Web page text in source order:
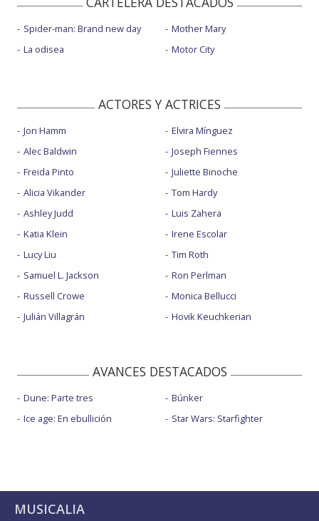
Spider-man: Brand new day
La odisea
Mother Mary
Motor City
ACTORES Y ACTRICES
Jon Hamm
Alec Baldwin
Freida Pinto
Alicia Vikander
Ashley Judd
Katia Klein
Lucy Liu
Samuel L. Jackson
Russell Crowe
Julián Villagrán
Elvira Mínguez
Joseph Fiennes
Juliette Binoche
Tom Hardy
Luis Zahera
Irene Escolar
Tim Roth
Ron Perlman
Monica Bellucci
Hovik Keuchkerian
AVANCES DESTACADOS
Dune: Parte tres
Ice age: En ebullición
Búnker
Star Wars: Starfighter
MUSICALIA